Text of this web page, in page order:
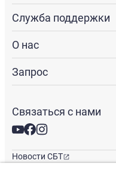
Служба поддержки
О нас
Запрос
Связаться с нами
Новости СБТ